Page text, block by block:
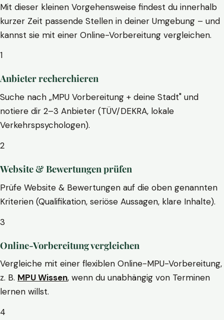
Mit dieser kleinen Vorgehensweise findest du innerhalb
kurzer Zeit passende Stellen in deiner Umgebung – und
kannst sie mit einer Online-Vorbereitung vergleichen.
1
Anbieter recherchieren
Suche nach „MPU Vorbereitung + deine Stadt" und
notiere dir 2–3 Anbieter (TÜV/DEKRA, lokale
Verkehrspsychologen).
2
Website & Bewertungen prüfen
Prüfe Website & Bewertungen auf die oben genannten
Kriterien (Qualifikation, seriöse Aussagen, klare Inhalte).
3
Online-Vorbereitung vergleichen
Vergleiche mit einer flexiblen Online-MPU-Vorbereitung,
z. B. MPU Wissen, wenn du unabhängig von Terminen
lernen willst.
4